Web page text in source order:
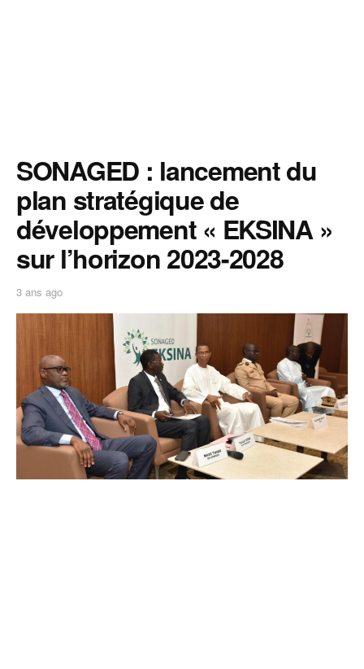
SONAGED : lancement du
plan stratégique de
développement « EKSINA »
sur l’horizon 2023-2028
3 ans ago